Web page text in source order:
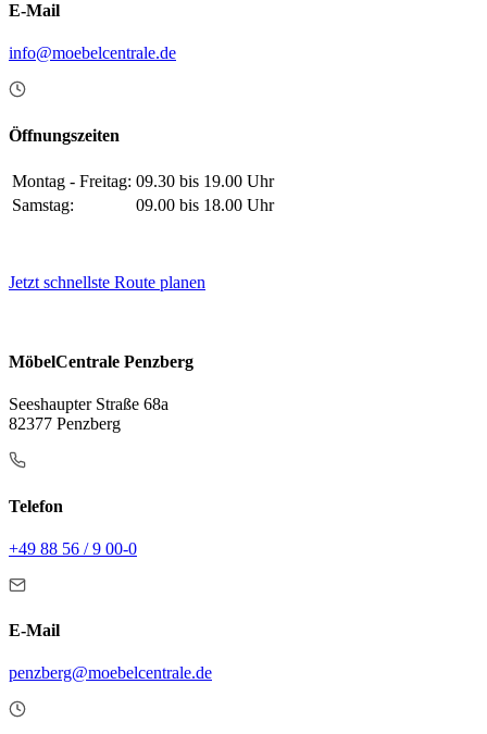
E-Mail
info@moebelcentrale.de
Öffnungszeiten
Montag - Freitag: 09.30 bis 19.00 Uhr
Samstag:
09.00 bis 18.00 Uhr
Jetzt schnellste Route planen
MöbelCentrale Penzberg
Seeshaupter Straße 68a
82377 Penzberg
Telefon
+49 88 56 / 9 00-0
E-Mail
penzberg@moebelcentrale.de